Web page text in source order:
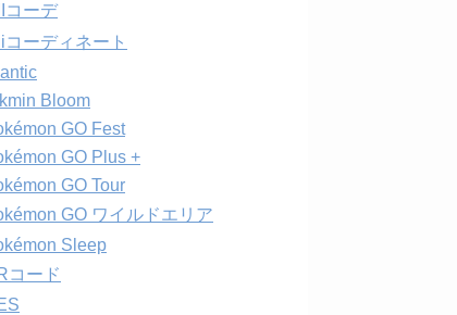
コーデ
コーディネート
Bloom
GO Fest
GO Plus +
GO Tour
GO ワイルドエリア
Sleep
コード